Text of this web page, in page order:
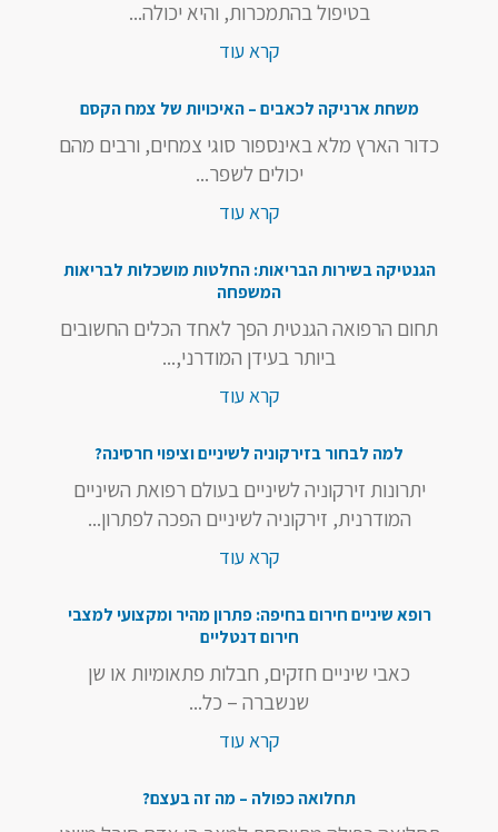
בטיפול בהתמכרות, והיא יכולה...
קרא עוד
משחת ארניקה לכאבים – האיכויות של צמח הקסם
כדור הארץ מלא באינספור סוגי צמחים, ורבים מהם
יכולים לשפר...
קרא עוד
הגנטיקה בשירות הבריאות: החלטות מושכלות לבריאות
המשפחה
תחום הרפואה הגנטית הפך לאחד הכלים החשובים
ביותר בעידן המודרני,...
קרא עוד
למה לבחור בזירקוניה לשיניים וציפוי חרסינה?
יתרונות זירקוניה לשיניים בעולם רפואת השיניים
המודרנית, זירקוניה לשיניים הפכה לפתרון...
קרא עוד
רופא שיניים חירום בחיפה: פתרון מהיר ומקצועי למצבי
חירום דנטליים
כאבי שיניים חזקים, חבלות פתאומיות או שן
שנשברה – כל...
קרא עוד
תחלואה כפולה – מה זה בעצם?